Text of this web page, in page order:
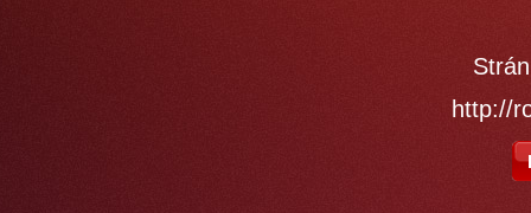
http://